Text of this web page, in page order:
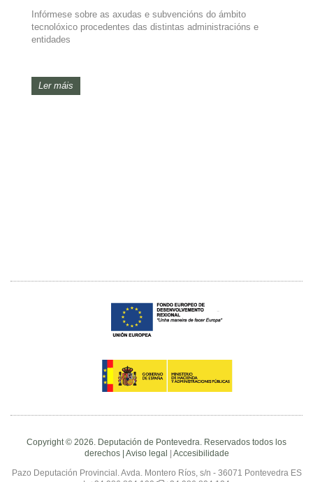
Infórmese sobre as axudas e subvencións do ámbito
tecnolóxico procedentes das distintas administracións e
entidades
Ler máis
Copyright © 2026. Deputación de Pontevedra. Reservados todos los
derechos | Aviso legal Accesibilidade
Pazo Deputación Provincial. Avda. Montero Ríos, s/n - 36071 Pontevedra ES